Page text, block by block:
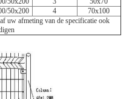
50x200 4
70x100
uw afmeting van de specificatie ook